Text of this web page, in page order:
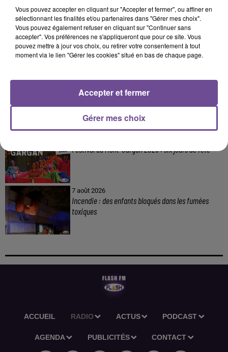
DERNIERS ARTICLES Voir plus
8 août 2026
Champagnac-la-Rivière : appel à témoins de la
gendarmerie
Une victime forcée de réaliser plusieurs tags vers
un point de deal
Festival du Mont-Gargan 2026 : six jours de fête
7 août 2026
Incendie : des enfants bloqués dans les fumées
toxiques
ACCUEIL RADIO ACTUS PODCAST
AGENDA PUBLICITÉS CONTACT
Vous pouvez accepter en cliquant sur "Accepter et fermer", ou affiner en
sélectionnant les finalités et/ou partenaires dans "Gérer mes choix".
Vous pouvez également refuser en cliquant sur "Continuer sans
accepter". Vos préférences ne s'appliqueront que pour ce site. Vous
pouvez mettre à jour vos choix, ou retirer votre consentement à tout
moment via le lien "Gérer les cookies" situé en bas de chaque page.
Gérer mes choix
Accepter et fermer